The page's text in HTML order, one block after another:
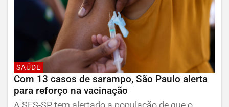
SAÚDE
Com 13 casos de sarampo, São Paulo alerta
para reforço na vacinação